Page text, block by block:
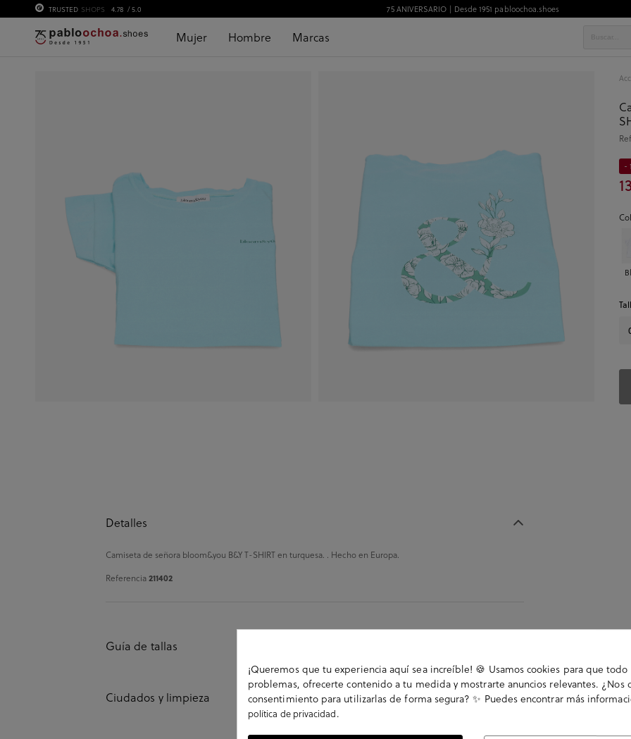
TRUSTED SHOPS 4.78 / 5.0 75 ANIVERSARIO | Desde 1951 pabloochoa.shoes
Mujer Hombre Marcas
-
Detalles
Camiseta de señora bloom&you B&Y T-SHIRT en turquesa. . Hecho en Europa.
Referencia211402
Guía de tallas
Ciudados y limpieza
¡Queremos que tu experiencia aquí sea increíble! 🍪 Usamos cookies para que
problemas, ofrecerte contenido a tu medida y mostrarte anuncios relevantes. ¿Nos
consentimiento para utilizarlas de forma segura? ✨ Puedes encontrar más
política de privacidad.